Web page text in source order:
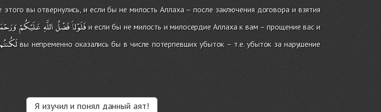
вы отвернулись, и если бы не милость Аллаха – после заключения договора и взятия
فَلَوْلاَفَضْلُاللَّهِعَلَيْكُمْ
и если бы не милость и милосердие Аллаха к вам – прощение вас и
вы непременно оказались бы в числе потерпевших убыток – т.е. убыток за нарушение
Я изучил и понял данный аят!